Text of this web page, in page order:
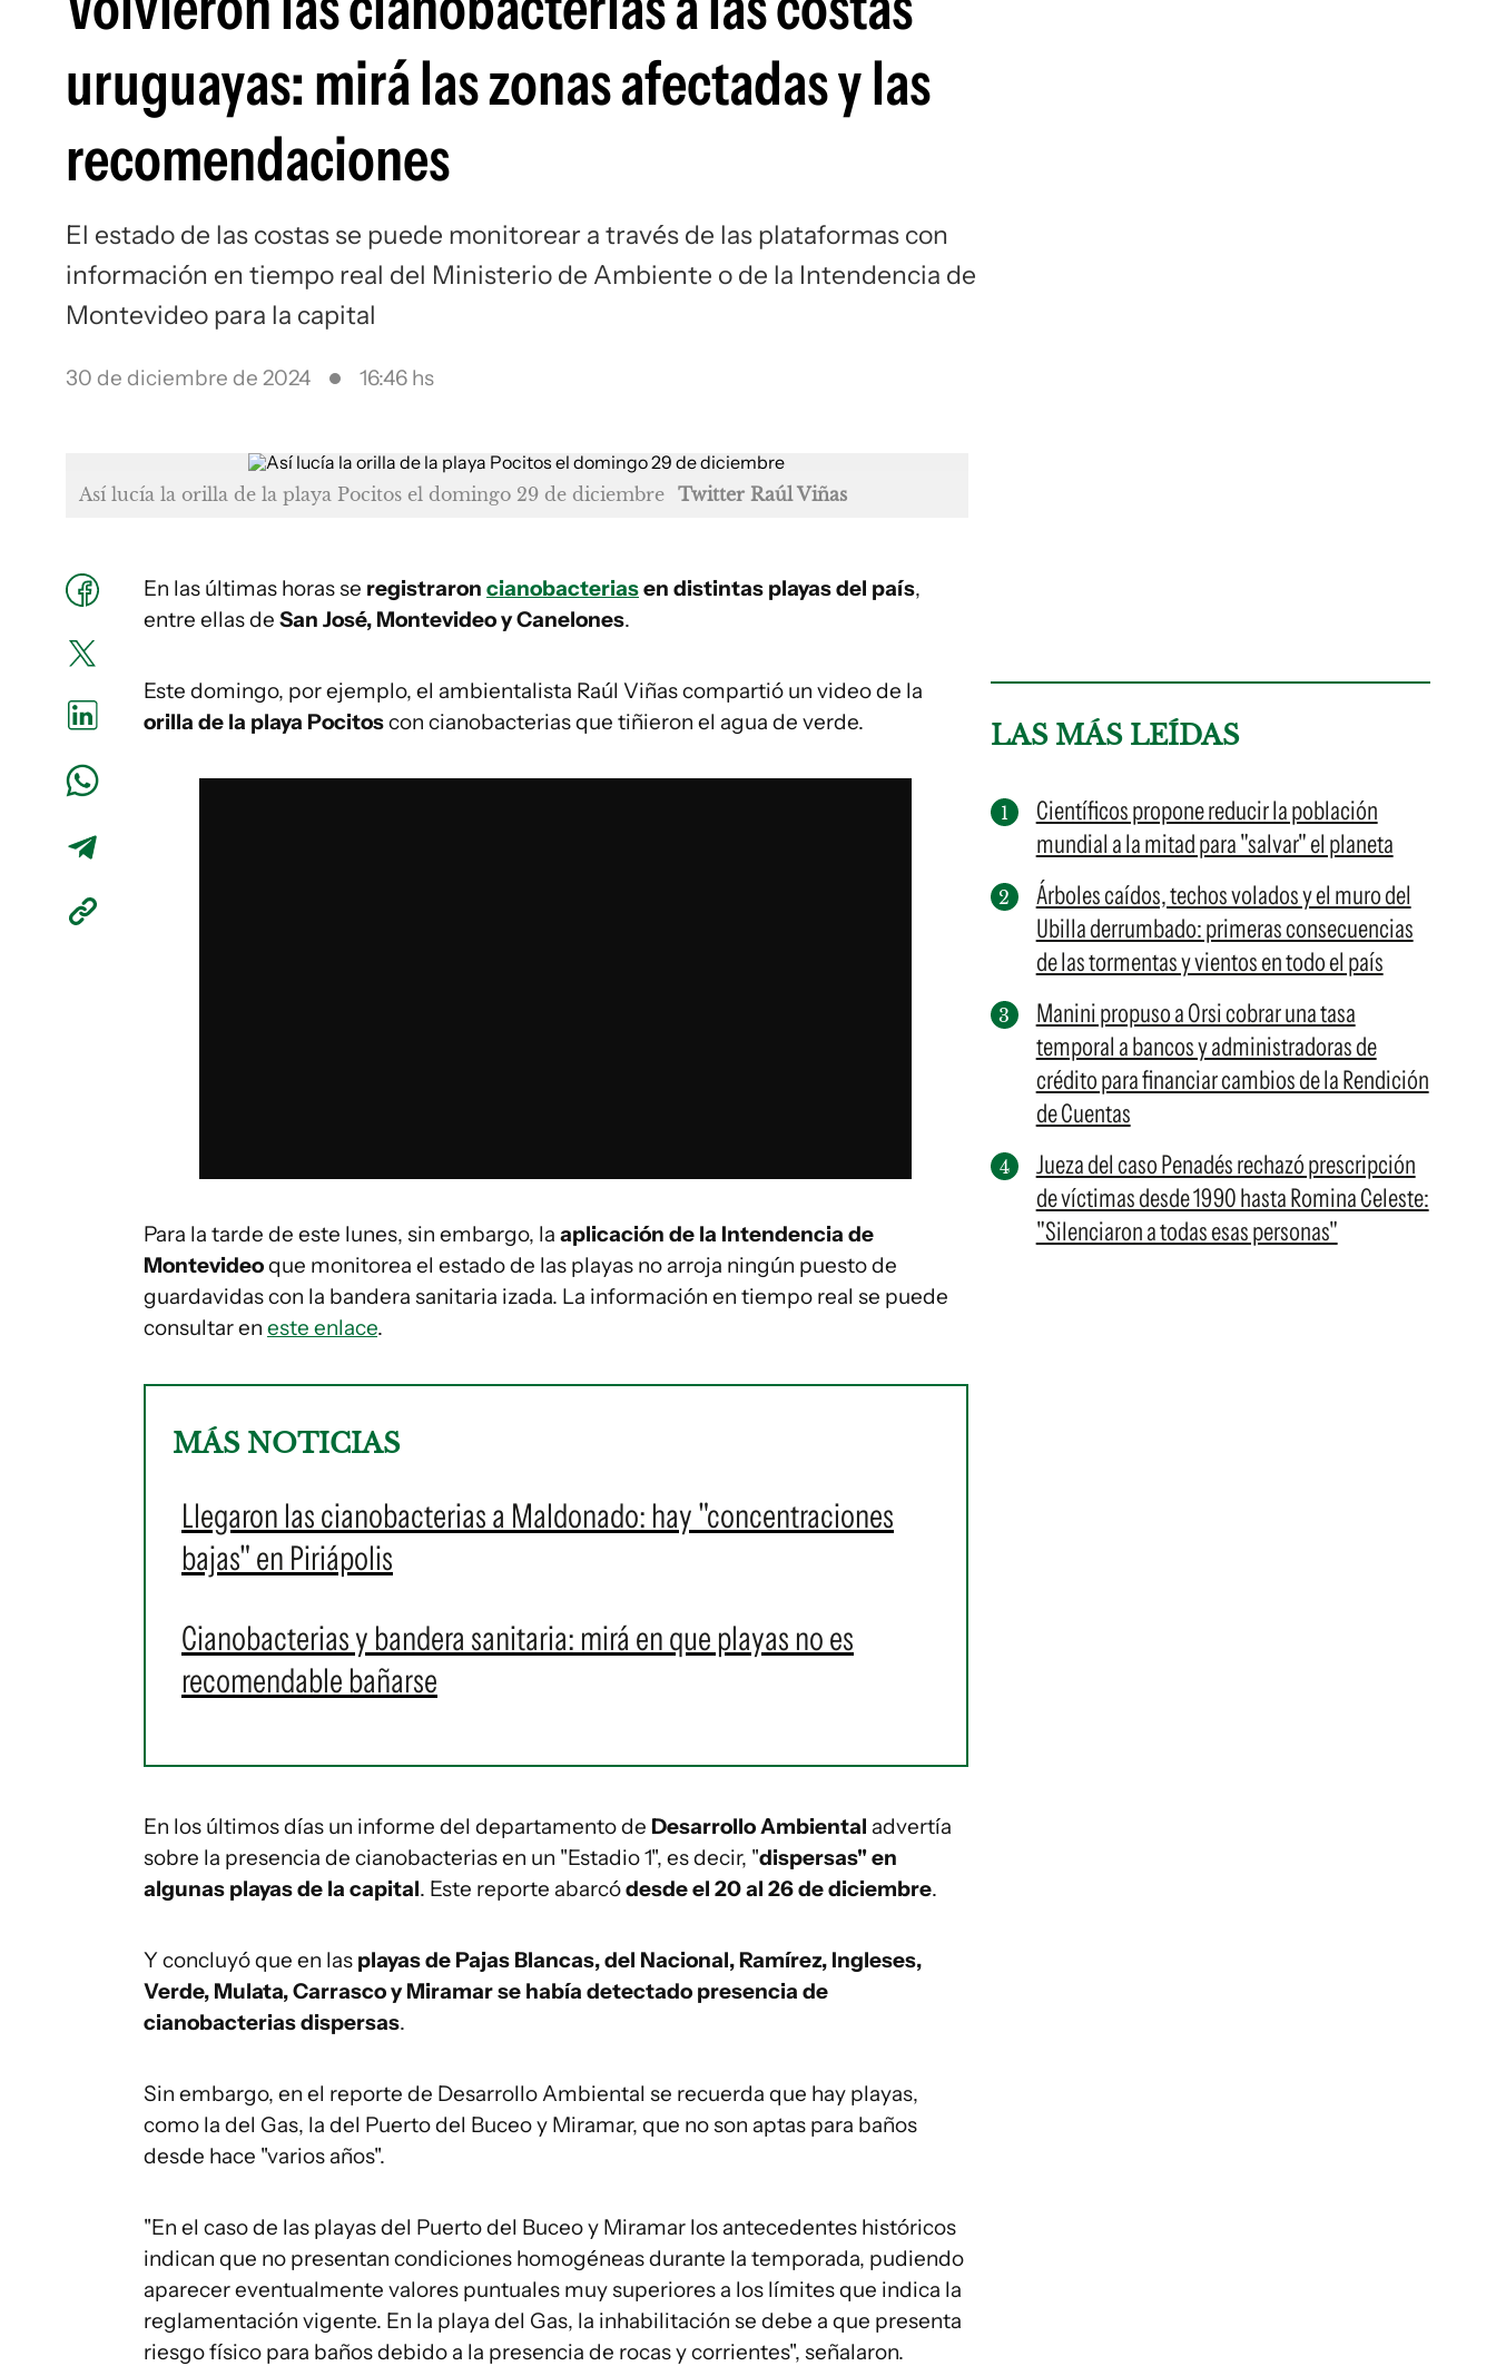
uruguayas: mirá las zonas afectadas y las
recomendaciones
El estado de las costas se puede monitorear a través de las plataformas con
información en tiempo real del Ministerio de Ambiente o de la Intendencia de
Montevideo para la capital
30 de diciembre de 2024 16:46 hs
Así lucía la orilla de la playa Pocitos el domingo 29 de diciembre Twitter Raúl Viñas
En las últimas horas se registraron cianobacteriasen distintas playas del país,
entre ellas de San José, Montevideo y Canelones.
Este domingo, por ejemplo, el ambientalista Raúl Viñas compartió un video de la
orilla de la playa Pocitoscon cianobacterias que tiñieron el agua de verde.
Para la tarde de este lunes, sin embargo, la aplicación de la Intendencia de
Montevideoque monitorea el estado de las playas no arroja ningún puesto de
guardavidas con la bandera sanitaria izada. La información en tiempo real se puede
consultar en este enlace.
MÁS NOTICIAS
Llegaron las cianobacterias a Maldonado: hay "concentraciones
bajas" en Piriápolis
Cianobacterias y bandera sanitaria: mirá en que playas no es
recomendable bañarse
En los últimos días un informe del departamento de Desarrollo Ambiental advertía
sobre la presencia de cianobacterias en un "Estadio 1", es decir, "dispersas" en
algunas playas de la capital. Este reporte abarcódesde el 20 al 26 de diciembre.
Y concluyó que en las playas de Pajas Blancas, del Nacional, Ramírez, Ingleses,
Verde, Mulata, Carrasco y Miramar se había detectado presencia de
cianobacterias dispersas.
Sin embargo, en el reporte de Desarrollo Ambiental se recuerda que hay playas,
como la del Gas, la del Puerto del Buceo y Miramar, que no son aptas para baños
desde hace "varios años".
"En el caso de las playas del Puerto del Buceo y Miramar los antecedentes históricos
indican que no presentan condiciones homogéneas durante la temporada, pudiendo
aparecer eventualmente valores puntuales muy superiores a los límites que indica la
reglamentación vigente. En la playa del Gas, la inhabilitación se debe a que presenta
riesgo físico para baños debido a la presencia de rocas y corrientes", señalaron.
LAS MÁS LEÍDAS
Científicos propone reducir la población
mundial a la mitad para "salvar" el planeta
Árboles caídos, techos volados y el muro del
Ubilla derrumbado: primeras consecuencias
de las tormentas y vientos en todo el país
Manini propuso a Orsi cobrar una tasa
temporal a bancos y administradoras de
crédito para financiar cambios de la Rendición
de Cuentas
Jueza del caso Penadés rechazó prescripción
de víctimas desde 1990 hasta Romina Celeste:
"Silenciaron a todas esas personas"